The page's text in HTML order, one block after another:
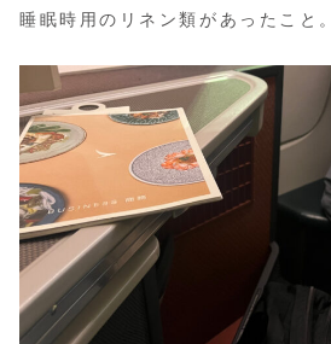
睡眠時用のリネン類があったこと。